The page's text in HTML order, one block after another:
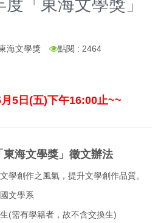
海文學獎
點閱 : 2464
5日(五)下午16:00止~~
海文學獎」徵文辦法
學創作之風氣，提升文學創作品質。
文學系
(需有學籍者，故不含交換生)